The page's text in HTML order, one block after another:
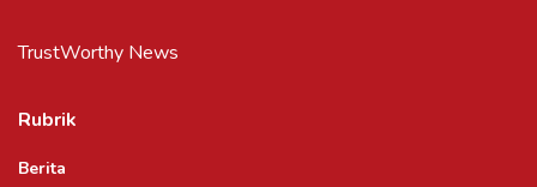
TrustWorthy News
Rubrik
Berita